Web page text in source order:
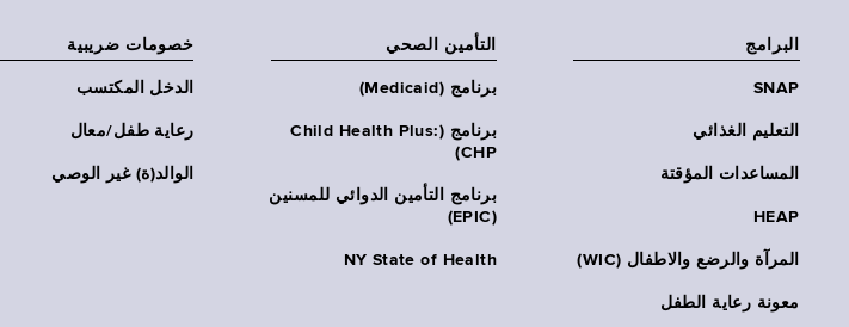
البرامج
SNAP
التعليم الغذائي
المساعدات المؤقتة
HEAP
المرآة والرضع والاطفال (WIC)
معونة رعاية الطفل
التأمين الصحي
برنامج (Medicaid)
برنامج (Child Health Plus:
CHP)
برنامج التأمين الدوائي للمسنين
(EPIC)
NY State of Health
خصومات ضريبية
الدخل المكتسب
رعاية طفل/معال
الوالد(ة) غير الوصي